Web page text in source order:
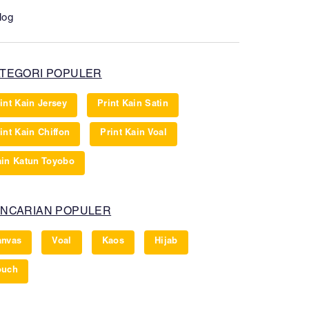
POPULER
Kain Jersey Print Kain Satin
Kain Chiffon Print Kain Voal
Katun Toyobo
POPULER
Voal Kaos Hijab